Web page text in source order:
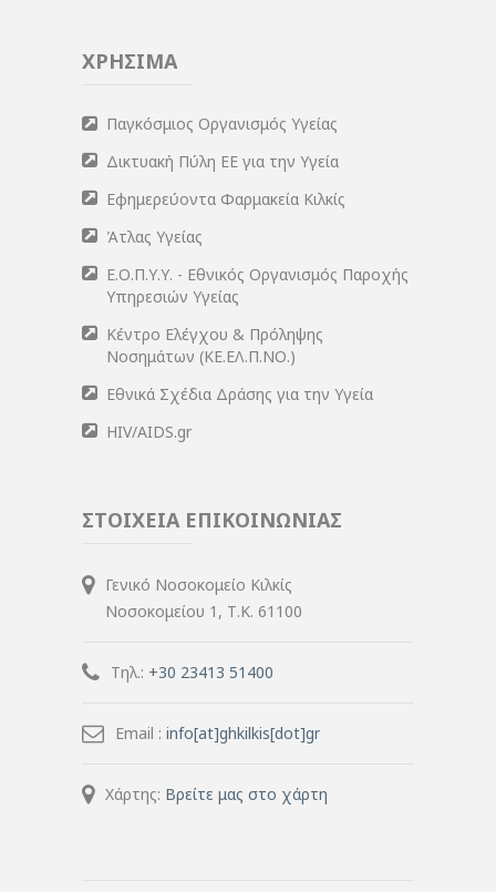
ΧΡΗΣΙΜΑ
Παγκόσμιος Οργανισμός Υγείας
Δικτυακή Πύλη ΕΕ για την Υγεία
Εφημερεύοντα Φαρμακεία Κιλκίς
Άτλας Υγείας
Ε.Ο.Π.Υ.Υ. - Εθνικός Οργανισμός Παροχής
Υπηρεσιών Υγείας
Κέντρο Ελέγχου & Πρόληψης
Νοσημάτων (ΚΕ.ΕΛ.Π.ΝΟ.)
Εθνικά Σχέδια Δράσης για την Υγεία
HIV/AIDS.gr
ΣΤΟΙΧΕΙΑ ΕΠΙΚΟΙΝΩΝΙΑΣ
Γενικό Νοσοκομείο Κιλκίς
Νοσοκομείου 1, Τ.Κ. 61100
Τηλ.: +30 23413 51400
Email : info[at]ghkilkis[dot]gr
Χάρτης: Βρείτε μας στο χάρτη